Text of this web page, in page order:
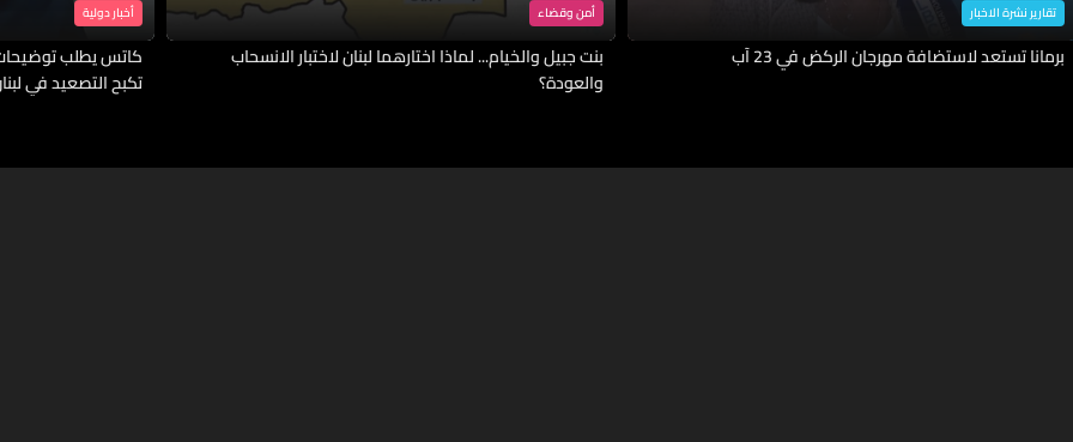
تقارير نشرة الاخبار
برمانا تستعد لاستضافة مهرجان الركض في 23 آب
أمن وقضاء
بنت جبيل والخيام... لماذا اختارهما لبنان لاختبار الانسحاب
والعودة؟
أخبار دولية
كاتس يطلب
تكبح التصعيد في